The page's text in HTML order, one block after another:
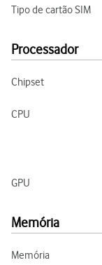
Tipo de cartão SIM
Processador
Chipset
CPU
GPU
Memória
Memória